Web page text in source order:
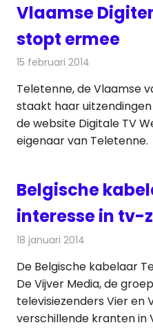
Vlaamse
stopt ermee
15 februari 2014
Teletenne, de Vlaamse
staakt haar
de website Digitale TV
eigenaar van Teletenne.
Belgische
interesse in tv-
18 januari 2014
De Belgische kabelaar
De Vijver Media, de
televisiezenders Vier en
verschillende kranten in